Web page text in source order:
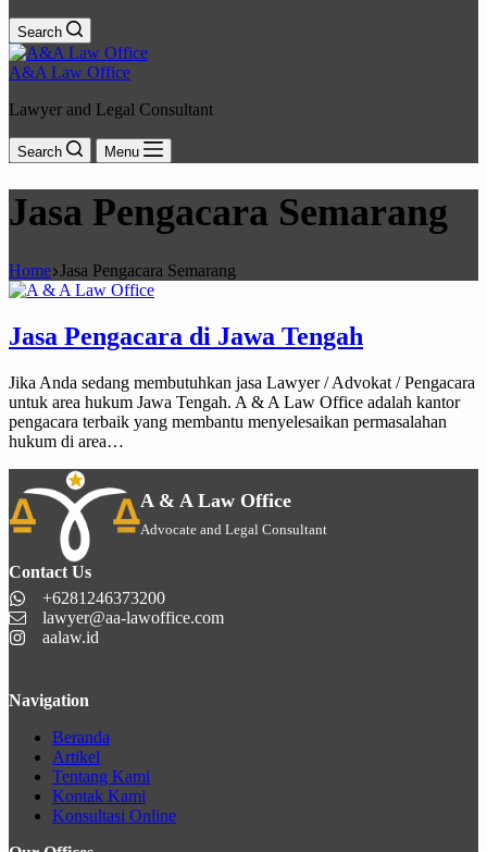
Search
A&A Law Office
Lawyer and Legal Consultant
Search Menu
Jasa Pengacara Semarang
Home Jasa Pengacara Semarang
Jasa Pengacara di Jawa Tengah
Jika Anda sedang membutuhkan jasa Lawyer / Advokat / Pengacara
untuk area hukum Jawa Tengah. A & A Law Office adalah kantor
pengacara terbaik yang membantu menyelesaikan permasalahan
hukum di area…
A & A Law Office
Advocate and Legal Consultant
Contact Us
+6281246373200
lawyer@aa-lawoffice.com
aalaw.id
Navigation
Beranda
Artikel
Tentang Kami
Kontak Kami
Konsultasi Online